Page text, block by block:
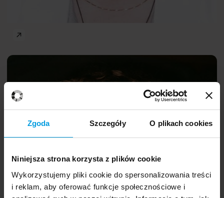
Zgoda Szczegóły O plikach cookies
Niniejsza strona korzysta z plików cookie
Wykorzystujemy pliki cookie do spersonalizowania treści
i reklam, aby oferować funkcje społecznościowe i
dr
Agnieszka Mościcka-Teske
Dobrostan w miejscu pracy
Julia